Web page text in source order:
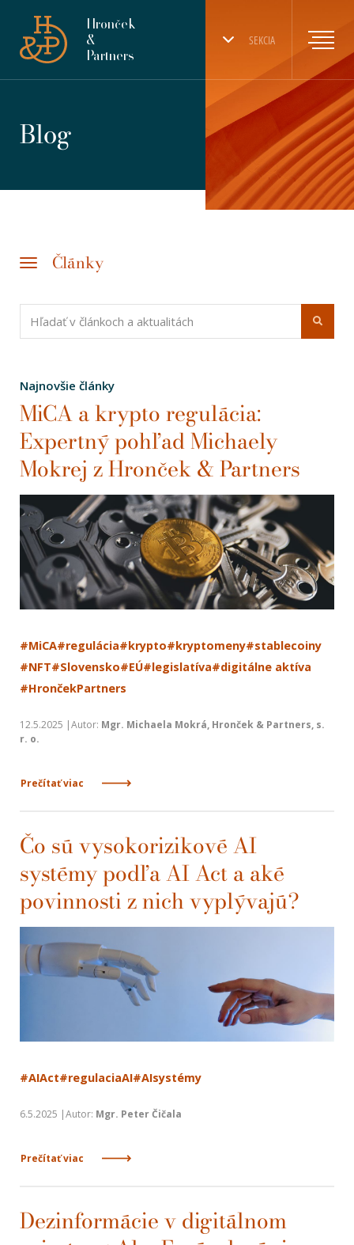
SEKCIA
Hronček
&
Partners
Blog
Články
Najnovšie články
MiCA a krypto regulácia:
Expertný pohľad Michaely
Mokrej z Hronček & Partners
#MiCA#regulácia#krypto#kryptomeny#stablecoiny
#NFT#Slovensko#EÚ#legislatíva#digitálne aktíva
#HrončekPartners
12.5.2025 |Autor: Mgr. Michaela Mokrá, Hronček & Partners, s.
r. o.
Prečítať viac
Čo sú vysokorizikové AI
systémy podľa AI Act a aké
povinnosti z nich vyplývajú?
#AIAct#regulaciaAI#AIsystémy
6.5.2025 |Autor: Mgr. Peter Čičala
Prečítať viac
Dezinformácie v digitálnom